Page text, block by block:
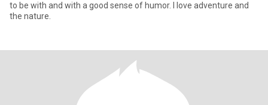
to be with and with a good sense of humor. I love adventure and
the nature.